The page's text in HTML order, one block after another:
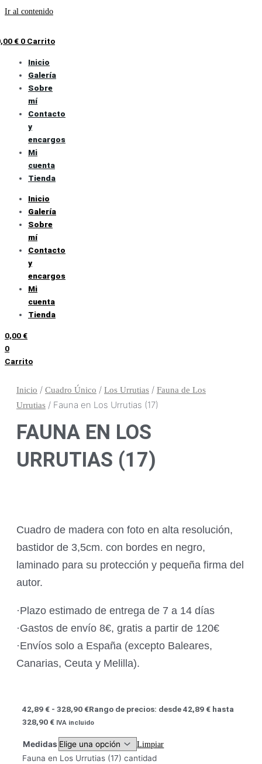
Ir al contenido
€ 0 Carrito
Inicio
Galería
Sobre
mí
Contacto
y
encargos
Mi
cuenta
Tienda
Inicio
Galería
Sobre
mí
Contacto
y
encargos
Mi
cuenta
Tienda
0,00€
0
Carrito
Inicio / Cuadro Único / Los Urrutias / Fauna de Los
Urrutias / Fauna en Los Urrutias (17)
FAUNA EN LOS
URRUTIAS (17)
Cuadro de madera con foto en alta resolución,
bastidor de 3,5cm. con bordes en negro,
laminado para su protección y pequeña firma del
autor.
·Plazo estimado de entrega de 7 a 14 días
·Gastos de envío 8€, gratis a partir de 120€
·Envíos solo a España (excepto Baleares,
Canarias, Ceuta y Melilla).
42,89€ - 328,90€Rango de precios: desde 42,89 € hasta
328,90 € IVA incluido
Medidas Limpiar
Fauna en Los Urrutias (17) cantidad